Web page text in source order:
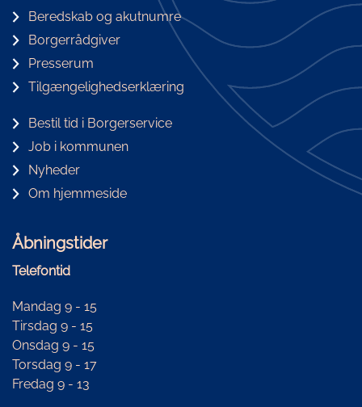
Beredskab og akutnumre
Borgerrådgiver
Presserum
Tilgængelighedserklæring
Bestil tid i Borgerservice
Job i kommunen
Nyheder
Om hjemmeside
Åbningstider
Telefontid
Mandag 9 - 15
Tirsdag 9 - 15
Onsdag 9 - 15
Torsdag 9 - 17
Fredag 9 - 13